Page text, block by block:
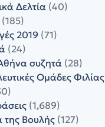
Δελτία (40)
(185)
2019 (71)
(24)
συζητά (28)
Ομάδες Φιλίας
(1,689)
της Βουλής (127)